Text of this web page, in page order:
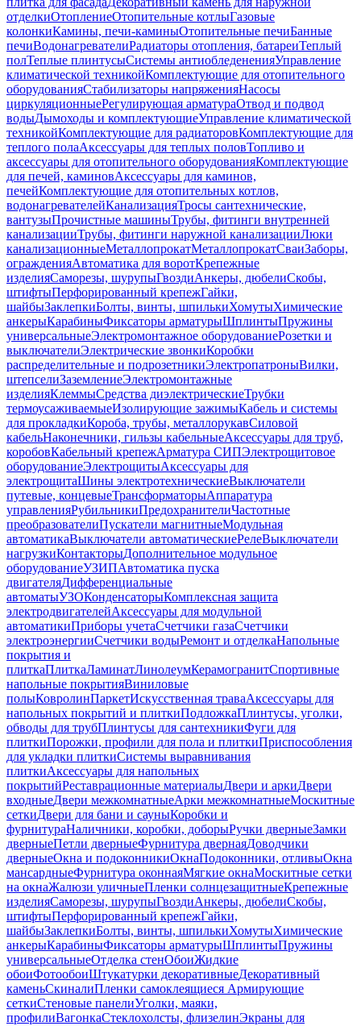
отделкиОтоплениеОтопительные котлыГазовые
колонкиКамины, печи-каминыОтопительные печиБанные
печиВодонагревателиРадиаторы отопления, батареиТеплый
полТеплые плинтусыСистемы антиобледененияУправление
климатической техникойКомплектующие для отопительного
оборудованияСтабилизаторы напряженияНасосы
циркуляционныеРегулирующая арматураОтвод и подвод
водыДымоходы и комплектующиеУправление климатической
техникойКомплектующие для радиаторовКомплектующие для
теплого полаАксессуары для теплых половТопливо и
аксессуары для отопительного оборудованияКомплектующие
для печей, каминовАксессуары для каминов,
печейКомплектующие для отопительных котлов,
водонагревателейКанализацияТросы сантехнические,
вантузыПрочистные машиныТрубы, фитинги внутренней
канализацииТрубы, фитинги наружной канализацииЛюки
канализационныеМеталлопрокатМеталлопрокатСваиЗаборы,
огражденияАвтоматика для воротКрепежные
изделияСаморезы, шурупыГвоздиАнкеры, дюбелиСкобы,
штифтыПерфорированный крепежГайки,
шайбыЗаклепкиБолты, винты, шпилькиХомутыХимические
анкерыКарабиныФиксаторы арматурыШплинтыПружины
универсальныеЭлектромонтажное оборудованиеРозетки и
выключателиЭлектрические звонкиКоробки
распределительные и подрозетникиЭлектропатроныВилки,
штепселиЗаземлениеЭлектромонтажные
изделияКлеммыСредства диэлектрическиеТрубки
термоусаживаемыеИзолирующие зажимыКабель и системы
для прокладкиКороба, трубы, металлорукавСиловой
кабельНаконечники, гильзы кабельныеАксессуары для труб,
коробовКабельный крепежАрматура СИПЭлектрощитовое
оборудованиеЭлектрощитыАксессуары для
электрощитаШины электротехническиеВыключатели
путевые, концевыеТрансформаторыАппаратура
управленияРубильникиПредохранителиЧастотные
преобразователиПускатели магнитныеМодульная
автоматикаВыключатели автоматическиеРелеВыключатели
нагрузкиКонтакторыДополнительное модульное
оборудованиеУЗИПАвтоматика пуска
двигателяДифференциальные
автоматыУЗОКонденсаторыКомплексная защита
электродвигателейАксессуары для модульной
автоматикиПриборы учетаСчетчики газаСчетчики
электроэнергииСчетчики водыРемонт и отделкаНапольные
покрытия и
плиткаПлиткаЛаминатЛинолеумКерамогранитСпортивные
напольные покрытияВиниловые
полыКовролинПаркетИскусственная траваАксессуары для
напольных покрытий и плиткиПодложкаПлинтусы, уголки,
обводы для трубПлинтусы для сантехникиФуги для
плиткиПорожки, профили для пола и плиткиПриспособления
для укладки плиткиСистемы выравнивания
плиткиАксессуары для напольных
покрытийРеставрационные материалыДвери и аркиДвери
входныеДвери межкомнатныеАрки межкомнатныеМоскитные
сеткиДвери для бани и сауныКоробки и
фурнитураНаличники, коробки, доборыРучки дверныеЗамки
дверныеПетли дверныеФурнитура двернаяДоводчики
дверныеОкна и подоконникиОкнаПодоконники, отливыОкна
мансардныеФурнитура оконнаяМягкие окнаМоскитные сетки
на окнаЖалюзи уличныеПленки солнцезащитныеКрепежные
изделияСаморезы, шурупыГвоздиАнкеры, дюбелиСкобы,
штифтыПерфорированный крепежГайки,
шайбыЗаклепкиБолты, винты, шпилькиХомутыХимические
анкерыКарабиныФиксаторы арматурыШплинтыПружины
универсальныеОтделка стенОбоиЖидкие
обоиФотообоиШтукатурки декоративныеДекоративный
каменьСкиналиПленки самоклеящиеся Армирующие
сеткиСтеновые панелиУголки, маяки,
профилиВагонкаСтеклохолсты, флизелинЭкраны для